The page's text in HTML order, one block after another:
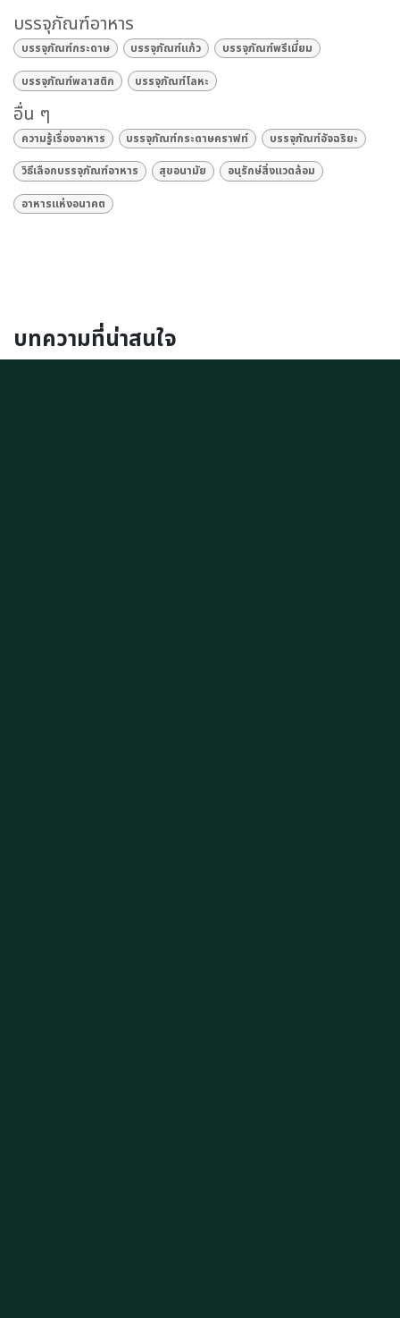
บรรจุภัณฑ์อาหาร
บรรจุภัณฑ์กระดาษ บรรจุภัณฑ์แก้ว บรรจุภัณฑ์พรีเมี่ยม
บรรจุภัณฑ์พลาสติก บรรจุภัณฑ์โลหะ
อื่น ๆ
ความรู้เรื่องอาหาร บรรจุภัณฑ์กระดาษคราฟท์ บรรจุภัณฑ์อัจฉริยะ
วิธีเลือกบรรจุภัณฑ์อาหาร สุขอนามัย อนุรักษ์สิ่งแวดล้อม
อาหารแห่งอนาคต
บทความที่น่าสนใจ